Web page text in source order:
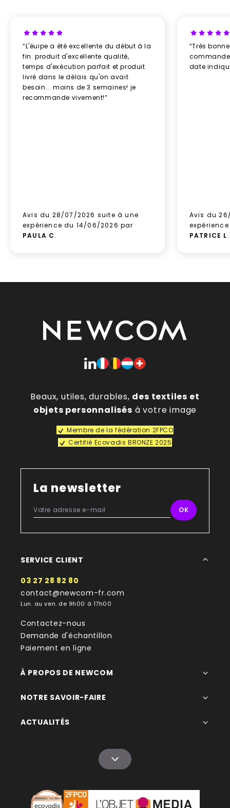
“L'éuipe a été excellente du début à la
fin. produit d'excellente qualité,
temps d'exécution parfait et produit
livré dans le délais qu'on avait
besoin... moins de 3 semaines! je
recommande vivement!”
Avis du 28/07/2026 suite à une
expérience du 14/06/2026 par
PAULA C.
“Très
date
Avis du
PATRICE L.
Beaux, utiles, durables, des textiles et
objets personnalisés à votre image
Membre de la fédération 2FPCO
Certifié Ecovadis BRONZE 2025
La newsletter
SERVICE CLIENT
03 27 28 82 80
contact@newcom-fr.com
Lun. au ven. de 9h00 à 17h00
Contactez-nous
Demande d'échantillon
Paiement en ligne
À PROPOS DE NEWCOM
NOTRE SAVOIR-FAIRE
ACTUALITÉS